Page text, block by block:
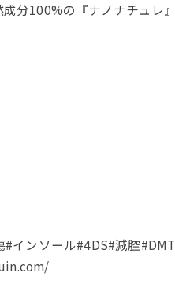
分100%の『ナノナチュレ
インソール#4DS#減腔